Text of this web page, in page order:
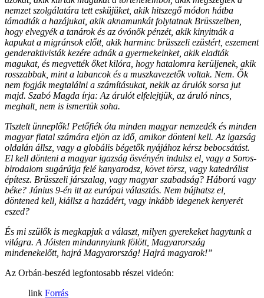
nemzet szolgálatára tett esküjüket, akik hitszegő módon hátba
támadták a hazájukat, akik aknamunkát folytatnak Brüsszelben,
hogy elvegyék a tanárok és az óvónők pénzét, akik kinyitnák a
kapukat a migránsok előtt, akik harminc brüsszeli ezüstért, eszement
genderaktivisták kezére adnák a gyermekeinket, akik eladták
magukat, és megvették őket kilóra, hogy hatalomra kerüljenek, akik
rosszabbak, mint a labancok és a muszkavezetők voltak. Nem. Ők
nem fogják megtalálni a számításukat, nekik az árulók sorsa jut
majd. Szabó Magda írja: Az árulót elfelejtjük, az áruló nincs,
meghalt, nem is ismertük soha.
Tisztelt ünneplők! Petőfiék óta minden magyar nemzedék és minden
magyar fiatal számára eljön az idő, amikor dönteni kell. Az igazság
oldalán állsz, vagy a globális bégetők nyájához kérsz bebocsátást.
El kell dönteni a magyar igazság ösvényén indulsz el, vagy a Soros-
birodalom sugárútja felé kanyarodsz, követ törsz, vagy katedrálist
építesz. Brüsszeli járszalag, vagy magyar szabadság? Háború vagy
béke? Június 9-én itt az európai választás. Nem bújhatsz el,
döntened kell, kiállsz a hazádért, vagy inkább idegenek kenyerét
eszed?
És mi szülők is megkapjuk a választ, milyen gyerekeket hagytunk a
világra. A Jóisten mindannyiunk fölött, Magyarország
mindenekelőtt, hajrá Magyarország! Hajrá magyarok!”
Az Orbán-beszéd legfontosabb részei videón:
Forrás